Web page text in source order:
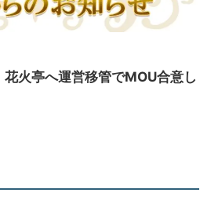
火亭へ運営移管でMOU合意し